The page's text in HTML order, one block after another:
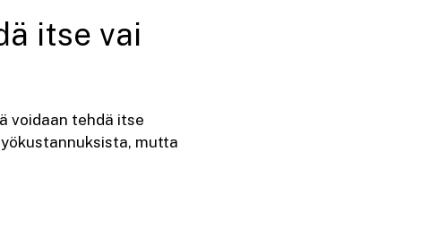
itse vai
voidaan tehdä itse
mutta